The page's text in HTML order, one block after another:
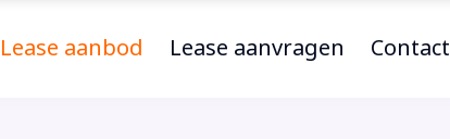
Lease aanbod Lease aanvragen Contact